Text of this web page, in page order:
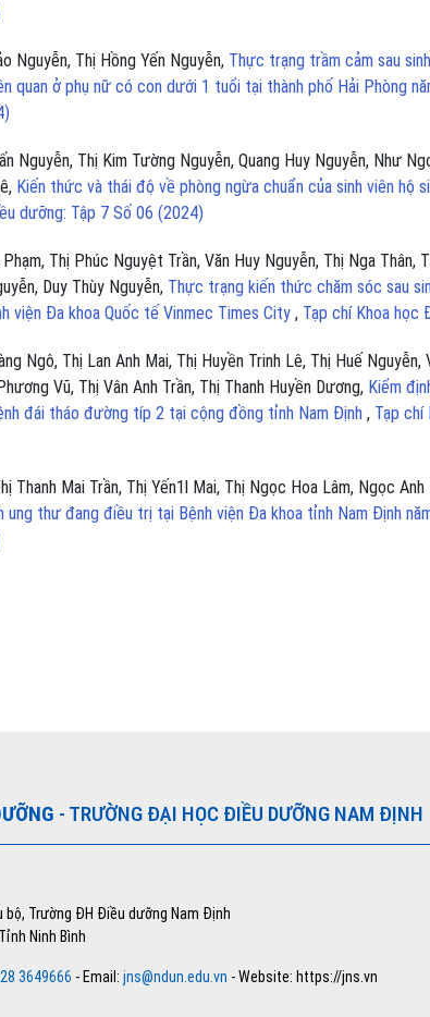
Nguyễn, Thị Hồng Yến Nguyễn, Thực trạng trầm cảm sau
quan ở phụ nữ có con dưới 1 tuổi tại thành phố Hải Phòng
Nguyễn, Thị Kim Tường Nguyễn, Quang Huy Nguyễn, Như
Kiến thức và thái độ về phòng ngừa chuẩn của sinh viên hộ
dưỡng: Tập 7 Số 06 (2024)
Thị Phúc Nguyệt Trần, Văn Huy Nguyễn, Thị Nga Thân,
Duy Thùy Nguyễn, Thực trạng kiến thức chăm sóc sau
viện Đa khoa Quốc tế Vinmec Times City , Tạp chí Khoa học
Ngô, Thị Lan Anh Mai, Thị Huyền Trinh Lê, Thị Huế Nguyễn,
Vũ, Thị Vân Anh Trần, Thị Thanh Huyền Dương, Kiểm
đái tháo đường típ 2 tại cộng đồng tỉnh Nam Định , Tạp chí
Thanh Mai Trần, Thị Yến1l Mai, Thị Ngọc Hoa Lâm, Ngọc
ung thư đang điều trị tại Bệnh viện Đa khoa tỉnh Nam Định
- TRƯỜNG ĐẠI HỌC ĐIỀU DƯỠNG NAM ĐỊNH
bộ, Trường ĐH Điều dưỡng Nam Định
Ninh Bình
3649666 - Email: jns@ndun.edu.vn - Website: https://jns.vn